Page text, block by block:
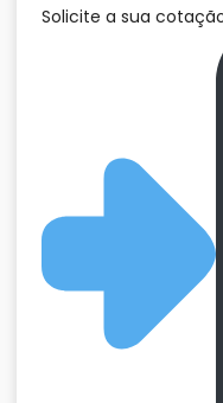
Solicite a sua